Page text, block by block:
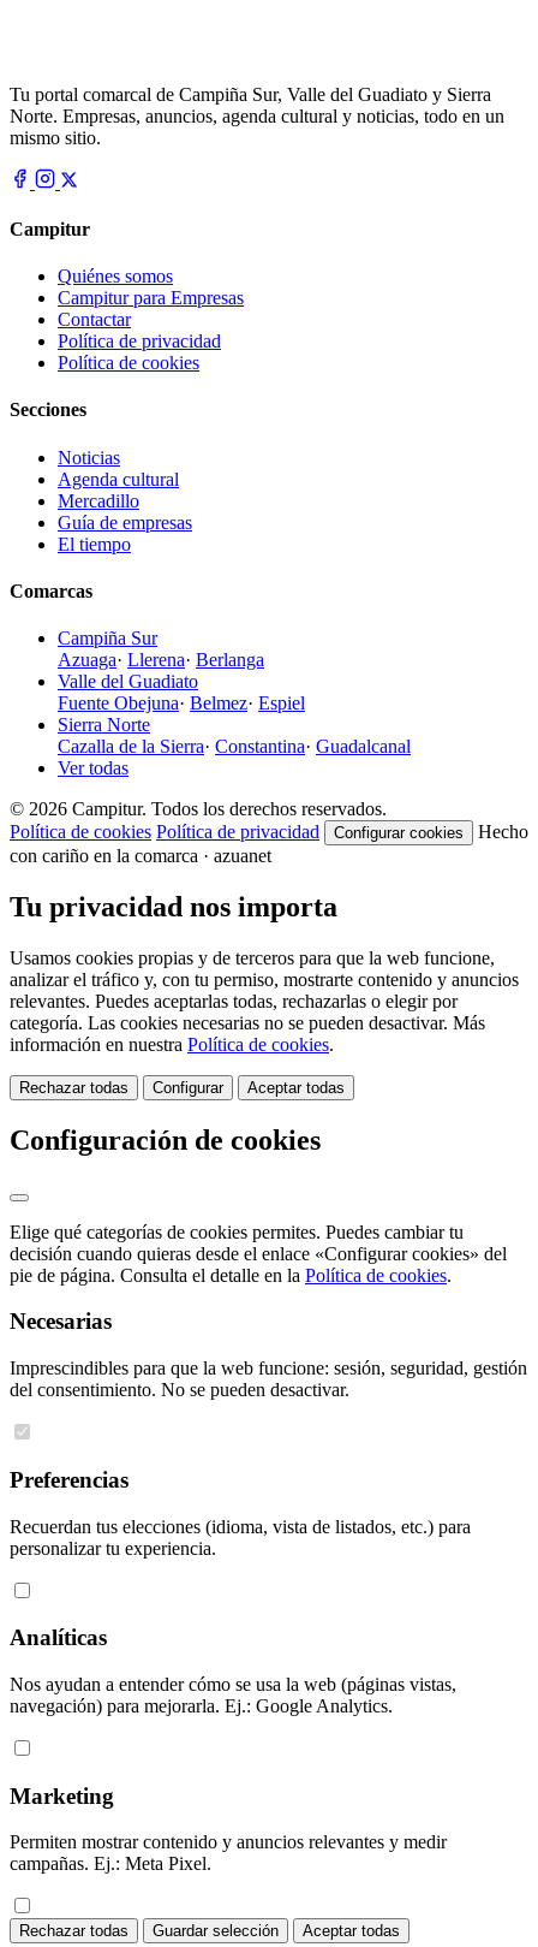
Tu portal comarcal de Campiña Sur, Valle del Guadiato y Sierra
Norte. Empresas, anuncios, agenda cultural y noticias, todo en un
mismo sitio.
Campitur
Quiénes somos
Campitur para Empresas
Contactar
Política de privacidad
Política de cookies
Secciones
Noticias
Agenda cultural
Mercadillo
Guía de empresas
El tiempo
Comarcas
Campiña Sur
Azuaga· Llerena· Berlanga
Valle del Guadiato
Fuente Obejuna· Belmez· Espiel
Sierra Norte
Cazalla de la Sierra· Constantina· Guadalcanal
Ver todas
© 2026 Campitur. Todos los derechos reservados.
Política de cookies Política de privacidad Configurar cookies
Hecho
con cariño en la comarca · azuanet
Tu privacidad nos importa
Usamos cookies propias y de terceros para que la web funcione,
analizar el tráfico y, con tu permiso, mostrarte contenido y anuncios
relevantes. Puedes aceptarlas todas, rechazarlas o elegir por
categoría. Las cookies necesarias no se pueden desactivar. Más
información en nuestra Política de cookies.
Rechazar todas Configurar Aceptar todas
Configuración de cookies
Elige qué categorías de cookies permites. Puedes cambiar tu
decisión cuando quieras desde el enlace «Configurar cookies» del
pie de página. Consulta el detalle en la Política de cookies.
Necesarias
Imprescindibles para que la web funcione: sesión, seguridad, gestión
del consentimiento. No se pueden desactivar.
Preferencias
Recuerdan tus elecciones (idioma, vista de listados, etc.) para
personalizar tu experiencia.
Analíticas
Nos ayudan a entender cómo se usa la web (páginas vistas,
navegación) para mejorarla. Ej.: Google Analytics.
Marketing
Permiten mostrar contenido y anuncios relevantes y medir
campañas. Ej.: Meta Pixel.
Rechazar todas Guardar selección Aceptar todas